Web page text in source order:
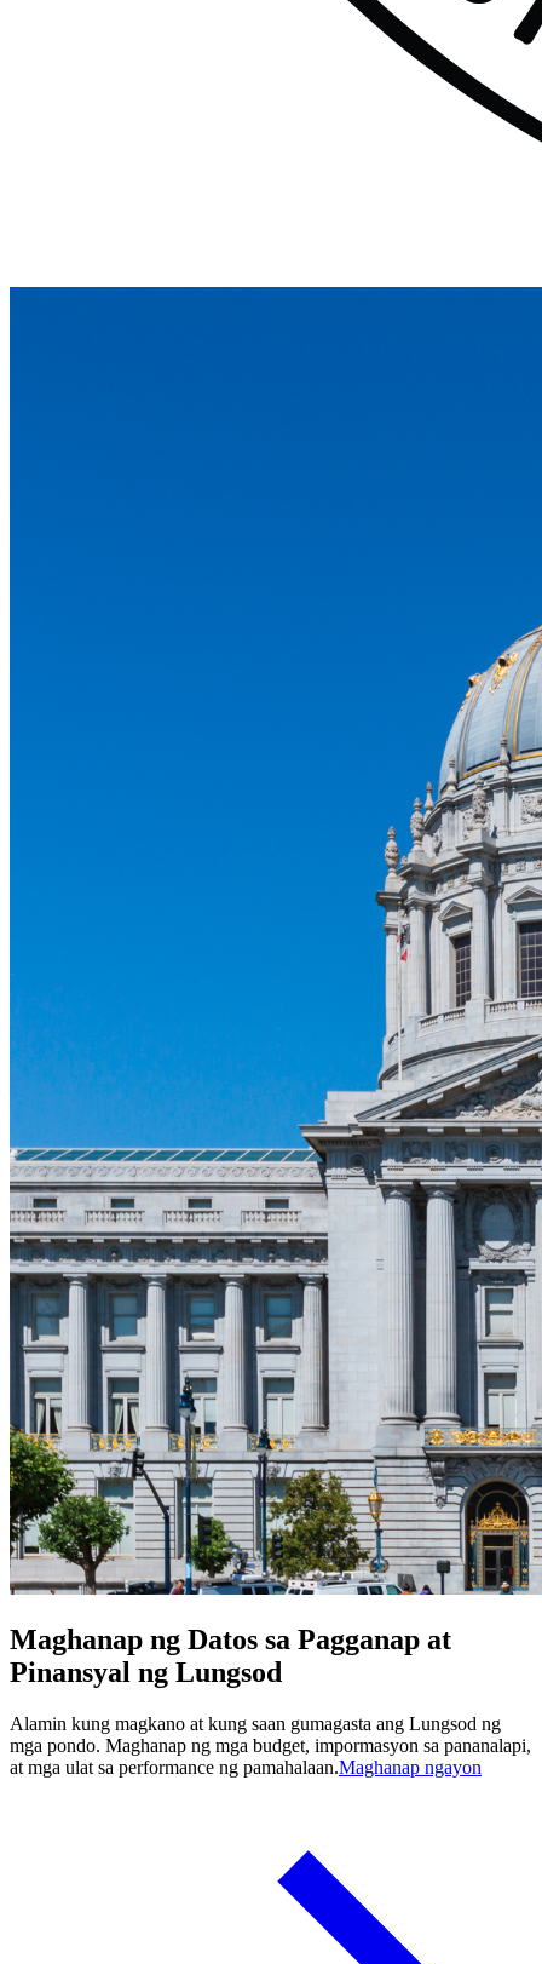
Maghanap ng Datos sa Pagganap at
Pinansyal ng Lungsod
Alamin kung magkano at kung saan gumagasta ang Lungsod ng
mga pondo. Maghanap ng mga budget, impormasyon sa pananalapi,
at mga ulat sa performance ng pamahalaan.Maghanap ngayon